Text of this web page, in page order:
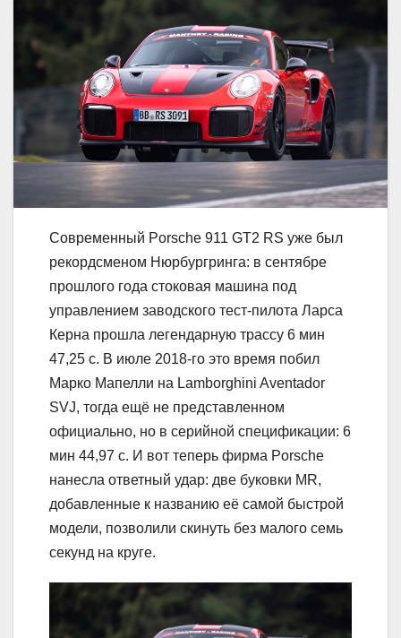
Современный Porsche 911 GT2 RS уже был
рекордсменом Нюрбургринга: в сентябре
прошлого года стоковая машина под
управлением заводского тест-пилота Ларса
Керна прошла легендарную трассу 6 мин
47,25 с. В июле 2018-го это время побил
Марко Мапелли на Lamborghini Aventador
SVJ, тогда ещё не представленном
официально, но в серийной спецификации: 6
мин 44,97 с. И вот теперь фирма Porsche
нанесла ответный удар: две буковки MR,
добавленные к названию её самой быстрой
модели, позволили скинуть без малого семь
секунд на круге.